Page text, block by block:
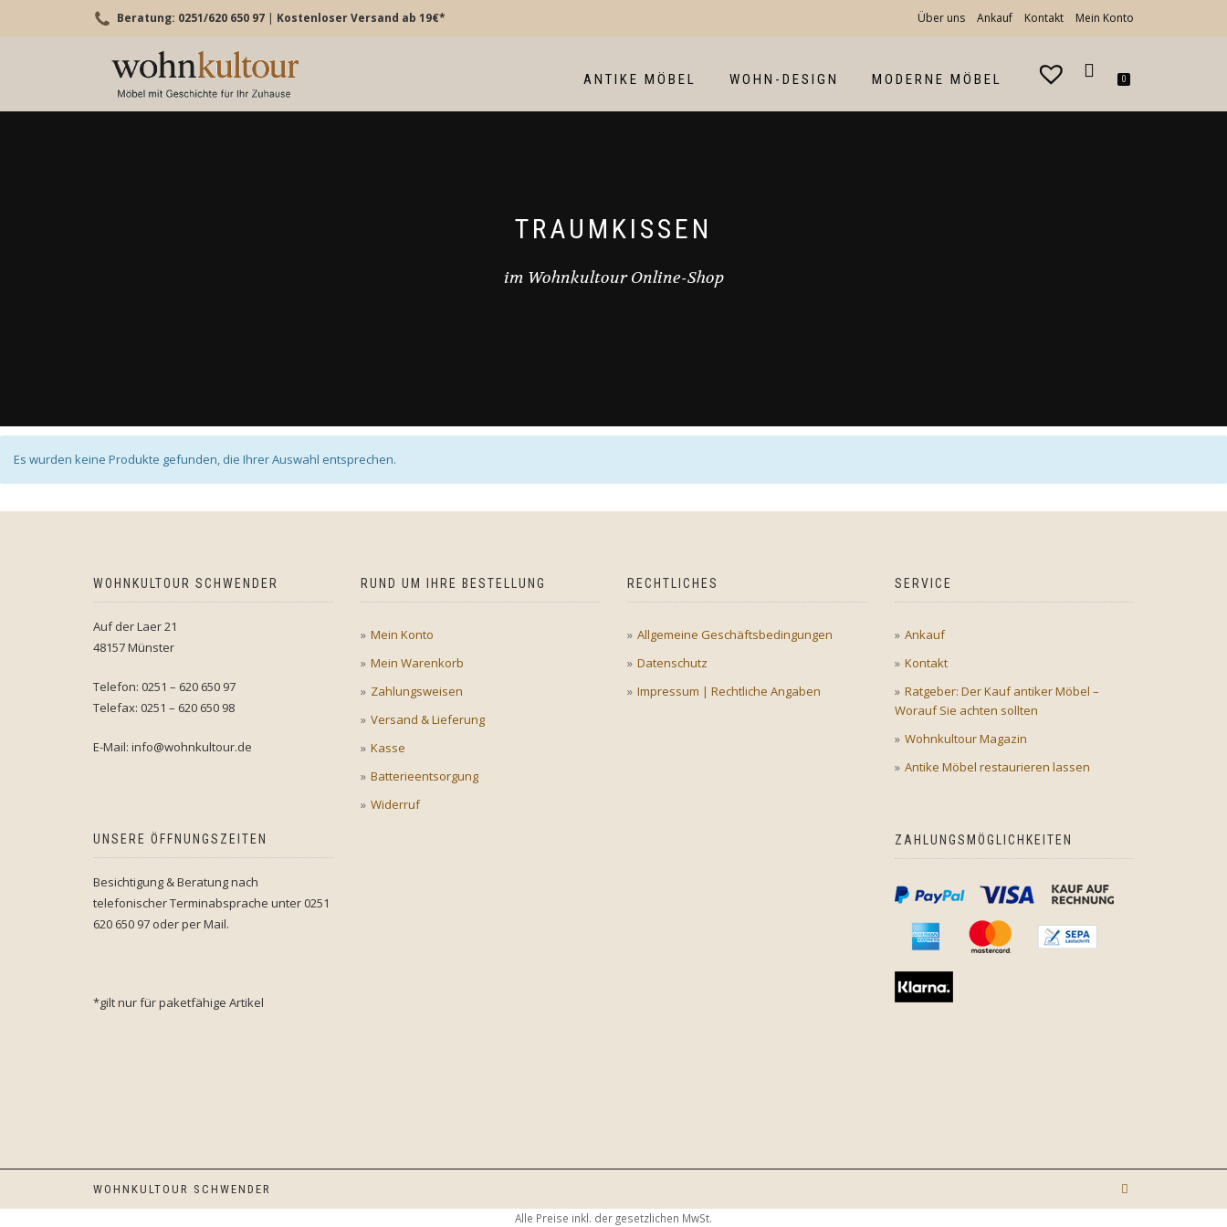
Beratung: 0251/620 650 97 | Kostenloser Versand ab 19€* Über uns Ankauf Kontakt Mein Konto
ANTIKE MÖBEL WOHN-DESIGN MODERNE MÖBEL 0
TRAUMKISSEN
im Wohnkultour Online-Shop
Es wurden keine Produkte gefunden, die Ihrer Auswahl entsprechen.
WOHNKULTOUR SCHWENDER
Auf der Laer 21
48157 Münster
Telefon: 0251 – 620 650 97
Telefax: 0251 – 620 650 98
E-Mail: info@wohnkultour.de
UNSERE ÖFFNUNGSZEITEN
Besichtigung & Beratung nach
telefonischer Terminabsprache unter 0251
620 650 97 oder per Mail.
*gilt nur für paketfähige Artikel
RUND UM IHRE BESTELLUNG
Mein Konto
Mein Warenkorb
Zahlungsweisen
Versand & Lieferung
Kasse
Batterieentsorgung
Widerruf
RECHTLICHES
Allgemeine Geschäftsbedingungen
Datenschutz
Impressum | Rechtliche Angaben
SERVICE
Ankauf
Kontakt
Ratgeber: Der Kauf antiker Möbel –
Worauf Sie achten sollten
Wohnkultour Magazin
Antike Möbel restaurieren lassen
ZAHLUNGSMÖGLICHKEITEN
WOHNKULTOUR SCHWENDER
Alle Preise inkl. der gesetzlichen MwSt.